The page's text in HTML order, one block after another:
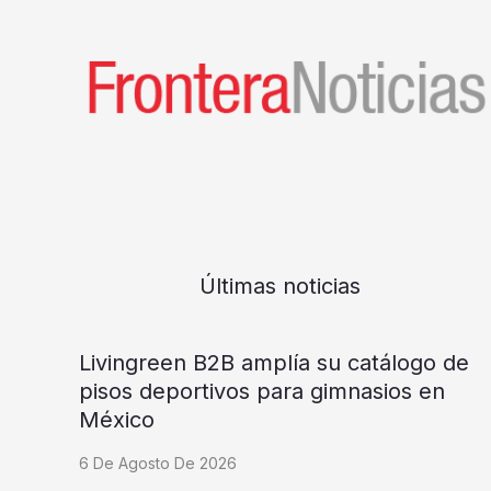
Últimas noticias
Livingreen B2B amplía su catálogo de
pisos deportivos para gimnasios en
México
6 De Agosto De 2026